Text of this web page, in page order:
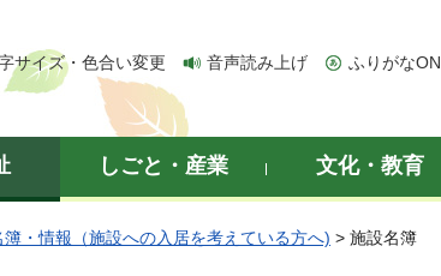
サイズ・色合い変更 音声読み上げ ふりがなON
しごと・産業 文化・教育
・情報（施設への入居を考えている方へ) > 施設名簿